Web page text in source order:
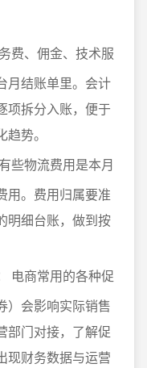
费、佣金、技术服
月结账单里。会计
项拆分入账，便于
势。
有些物流费用是本月
用。费用归属要准
明细台账，做到按
电商常用的各种促
）会影响实际销售
部门对接，了解促
现财务数据与运营